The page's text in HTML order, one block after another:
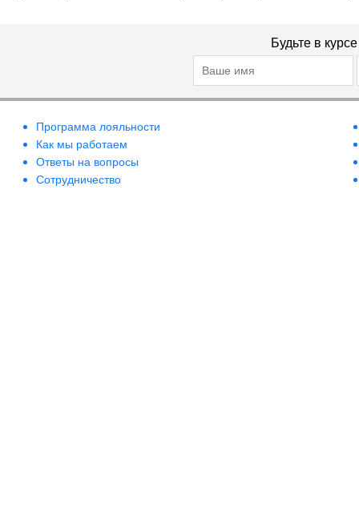
Будьте в
Программа лояльности
Как мы работаем
Ответы на вопросы
Сотрудничество